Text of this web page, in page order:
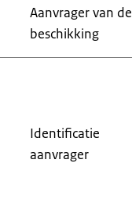
Aanvrager van de
beschikking
Identificatie
aanvrager